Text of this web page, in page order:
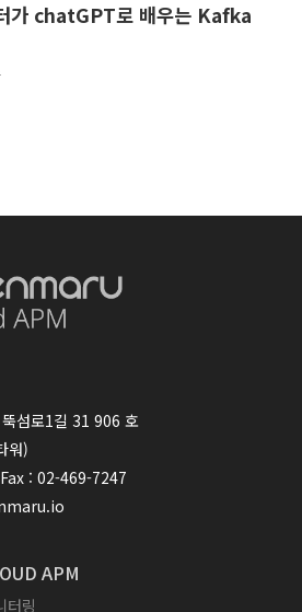
가 chatGPT로 배우는 Kafka
섬로1길 31 906 호
워)
: 02-469-7247
APM
링